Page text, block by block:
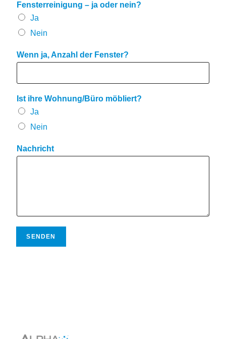
Fensterreinigung – ja oder nein?
Ja
Nein
Wenn ja, Anzahl der Fenster?
Ist ihre Wohnung/Büro möbliert?
Ja
Nein
Nachricht
SENDEN